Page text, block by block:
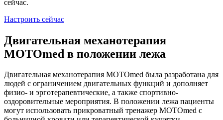
сейчас.
Настроить сейчас
Двигательная механотерапия
MOTOmed в положении лежа
Двигательная механотерапия MOTOmed была разработана для
людей с ограничением двигательных функций и дополняет
физио- и эрготерапевтические, а также спортивно-
оздоровительные мероприятия. В положении лежа пациенты
могут использовать прикроватный тренажер MOTOmed с